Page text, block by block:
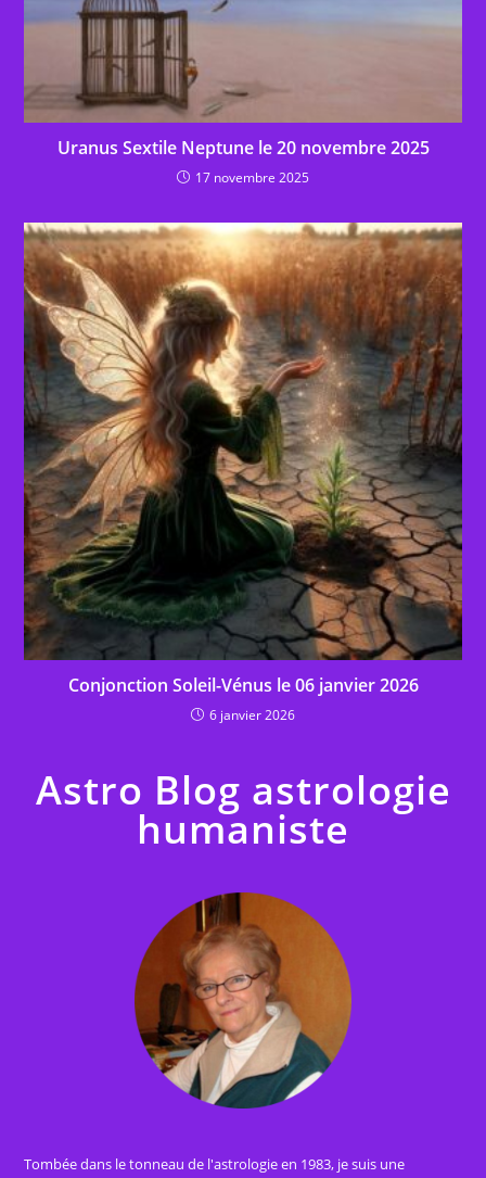
Uranus Sextile Neptune le 20 novembre 2025
17 novembre 2025
Conjonction Soleil-Vénus le 06 janvier 2026
6 janvier 2026
Astro Blog astrologie
humaniste
Tombée dans le tonneau de l'astrologie en 1983, je suis une